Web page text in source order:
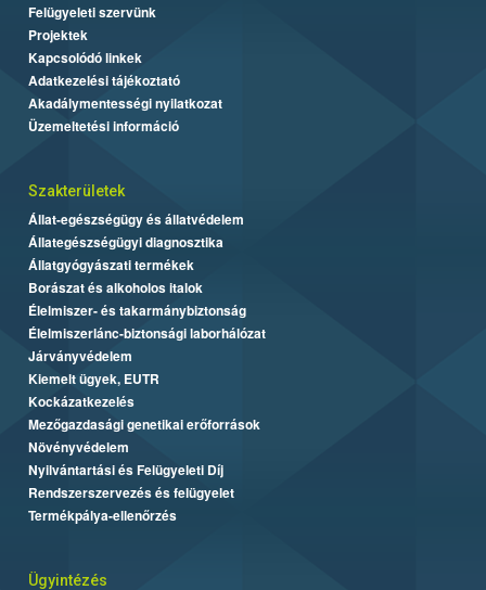
Felügyeleti szervünk
Projektek
Kapcsolódó linkek
Adatkezelési tájékoztató
Akadálymentességi nyilatkozat
Üzemeltetési információ
Szakterületek
Állat-egészségügy és állatvédelem
Állategészségügyi diagnosztika
Állatgyógyászati termékek
Borászat és alkoholos italok
Élelmiszer- és takarmánybiztonság
Élelmiszerlánc-biztonsági laborhálózat
Járványvédelem
Kiemelt ügyek, EUTR
Kockázatkezelés
Mezőgazdasági genetikai erőforrások
Növényvédelem
Nyilvántartási és Felügyeleti Díj
Rendszerszervezés és felügyelet
Termékpálya-ellenőrzés
Ügyintézés